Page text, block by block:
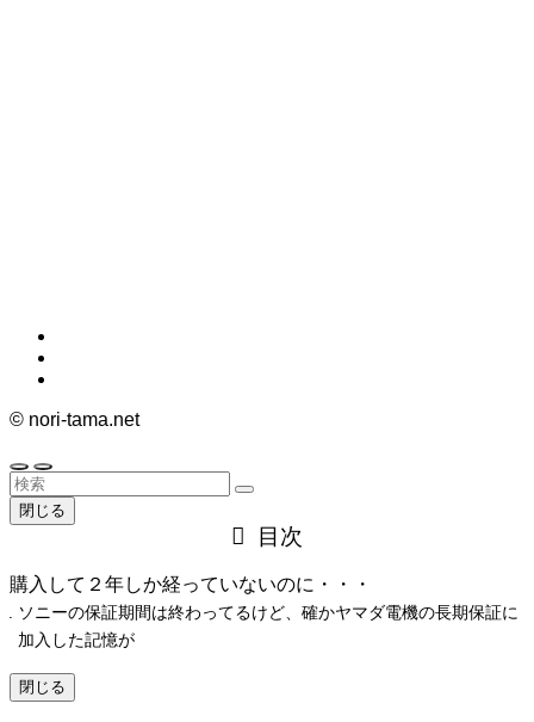
© nori-tama.net
閉じる
目次
購入して２年しか経っていないのに・・・
ソニーの保証期間は終わってるけど、確かヤマダ電機の長期保証に
加入した記憶が
閉じる